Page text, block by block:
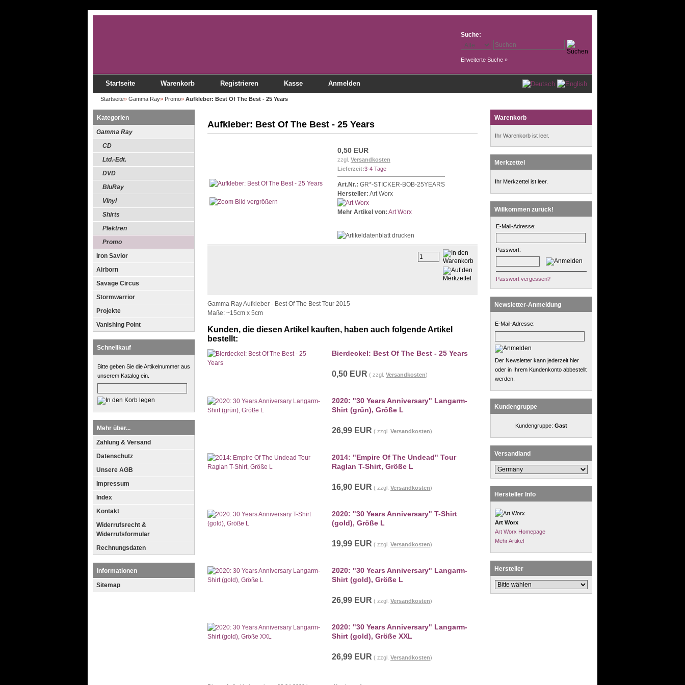
Suche:
Erweiterte Suche »
Startseite Warenkorb Registrieren Kasse Anmelden
Startseite» Gamma Ray» Promo» Aufkleber: Best Of The Best - 25 Years
Kategorien
Gamma Ray
CD
Ltd.-Edt.
DVD
BluRay
Vinyl
Shirts
Plektren
Promo
Iron Savior
Airborn
Savage Circus
Stormwarrior
Projekte
Vanishing Point
Schnellkauf
Bitte geben Sie die Artikelnummer aus
unserem Katalog ein.
Mehr über...
Zahlung & Versand
Datenschutz
Unsere AGB
Impressum
Index
Kontakt
Widerrufsrecht &
Widerrufsformular
Rechnungsdaten
Informationen
Sitemap
Aufkleber: Best Of The Best - 25 Years
Bild vergrößern
0,50 EUR
zzgl. Versandkosten
Lieferzeit:3-4 Tage
Art.Nr.: GR*-STICKER-BOB-25YEARS
Hersteller: Art Worx
Mehr Artikel von: Art Worx
Gamma Ray Aufkleber - Best Of The Best Tour 2015
Maße: ~15cm x 5cm
Kunden, die diesen Artikel kauften, haben auch folgende Artikel
bestellt:
Bierdeckel: Best Of The Best - 25 Years
0,50 EUR ( zzgl. Versandkosten)
2020: "30 Years Anniversary" Langarm-
Shirt (grün), Größe L
26,99 EUR ( zzgl. Versandkosten)
2014: "Empire Of The Undead" Tour
Raglan T-Shirt, Größe L
16,90 EUR ( zzgl. Versandkosten)
2020: "30 Years Anniversary" T-Shirt
(gold), Größe L
19,99 EUR ( zzgl. Versandkosten)
2020: "30 Years Anniversary" Langarm-
Shirt (gold), Größe L
26,99 EUR ( zzgl. Versandkosten)
2020: "30 Years Anniversary" Langarm-
Shirt (gold), Größe XXL
26,99 EUR ( zzgl. Versandkosten)
Warenkorb
Ihr Warenkorb ist leer.
Merkzettel
Ihr Merkzettel ist leer.
Willkommen zurück!
E-Mail-Adresse:
Passwort:
Passwort vergessen?
Newsletter-Anmeldung
E-Mail-Adresse:
Der Newsletter kann jederzeit hier
oder in Ihrem Kundenkonto abbestellt
werden.
Kundengruppe
Kundengruppe: Gast
Versandland
Hersteller Info
Art Worx
Art Worx Homepage
Mehr Artikel
Hersteller